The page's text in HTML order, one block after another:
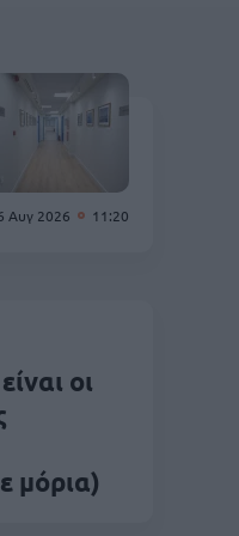
Αυγ 2026 11:20
οι
μόρια)